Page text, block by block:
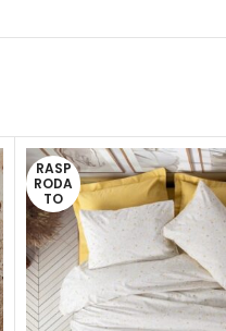
RASP
RODA
TO